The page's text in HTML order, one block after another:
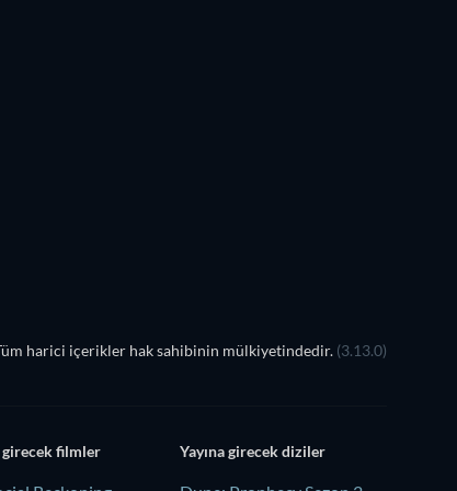
harici içerikler hak sahibinin mülkiyetindedir. (3.13.0)
girecek filmler Yayına girecek diziler